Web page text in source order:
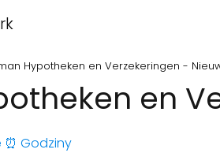
Hypotheken en Verzekeringen -
en
⏰ Godziny